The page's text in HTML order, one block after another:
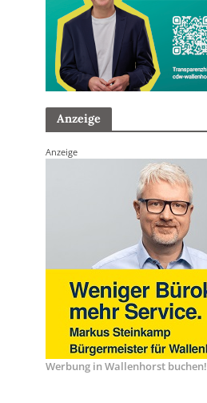
Anzeige
Anzeige
Werbung in Wallenhorst buchen!